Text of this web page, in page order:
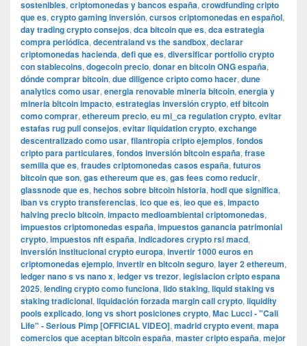
sostenibles, criptomonedas y bancos españa, crowdfunding cripto
que es, crypto gaming inversión, cursos criptomonedas en español,
day trading crypto consejos, dca bitcoin que es, dca estrategia
compra periódica, decentraland vs the sandbox, declarar
criptomonedas hacienda, defi que es, diversificar portfolio crypto
con stablecoins, dogecoin precio, donar en bitcoin ONG españa,
dónde comprar bitcoin, due diligence cripto como hacer, dune
analytics como usar, energia renovable mineria bitcoin, energia y
mineria bitcoin impacto, estrategias inversión crypto, etf bitcoin
como comprar, ethereum precio, eu mi_ca regulation crypto, evitar
estafas rug pull consejos, evitar liquidation crypto, exchange
descentralizado como usar, filantropía cripto ejemplos, fondos
cripto para particulares, fondos inversión bitcoin españa, frase
semilla que es, fraudes criptomonedas casos españa, futuros
bitcoin que son, gas ethereum que es, gas fees como reducir,
glassnode que es, hechos sobre bitcoin historia, hodl que significa,
iban vs crypto transferencias, ico que es, ieo que es, impacto
halving precio bitcoin, impacto medioambiental criptomonedas,
impuestos criptomonedas españa, impuestos ganancia patrimonial
crypto, impuestos nft españa, indicadores crypto rsi macd,
inversión institucional crypto europa, invertir 1000 euros en
criptomonedas ejemplo, invertir en bitcoin seguro, layer 2 ethereum,
ledger nano s vs nano x, ledger vs trezor, legislacion cripto espana
2025, lending crypto como funciona, lido staking, liquid staking vs
staking tradicional, liquidación forzada margin call crypto, liquidity
pools explicado, long vs short posiciones crypto, Mac Lucci - "Cali
Life" - Serious Pimp [OFFICIAL VIDEO], madrid crypto event, mapa
comercios que aceptan bitcoin españa, master cripto españa, mejor